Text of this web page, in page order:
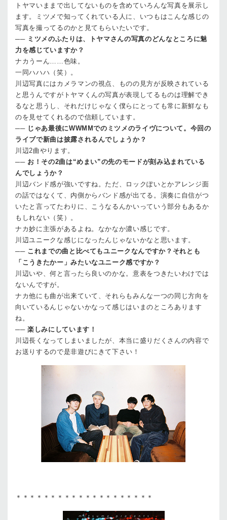
トヤマ いままで出してないものを含めていろんな写真を展示し
ます。ミツメで知ってくれている人に、いつもはこんな感じの
写真を撮ってるのかと見てもらいたいです。
── ミツメのふたりは、トヤマさんの写真のどんなところに魅
力を感じていますか？
ナカ うーん……色味。
一同ハハハ（笑）。
川辺写真にはカメラマンの視点、ものの見方が反映されている
と思うんですがトヤマくんの写真が表現してるものは理解でき
るなと思うし、それだけじゃなく僕らにとっても常に新鮮なも
のを見せてくれるので信頼しています。
── じゃあ最後にWWMMでのミツメのライヴについて。今回の
ライブで新曲は披露されるんでしょうか？
川辺2曲やります。
── お！その2曲は“めまい”の先のモードが刻み込まれている
んでしょうか？
川辺バンド感が強いですね。ただ、ロックぽいとかアレンジ面
の話ではなくて、内側からバンド感が出てる。演奏に自信がつ
いたと言ってたわりに、こうなるんかいっていう部分もあるか
もしれない（笑）。
ナカ妙に主張があるよね。なかなか濃い感じです。
川辺ユニークな感じになったんじゃないかなと思います。
── これまでの曲と比べてもユニークなんですか？それとも
「こうきたかー」みたいなユニーク感ですか？
川辺いや、何と言ったら良いのかな。意表をつきたいわけでは
ないんですが。
ナカ他にも曲が出来ていて、それらもみんな一つの同じ方向を
向いているんじゃないかなって感じはいまのところあります
ね。
── 楽しみにしています！
川辺長くなってしまいましたが、本当に盛りだくさんの内容で
お送りするので是非遊びにきて下さい！
＊＊＊＊＊＊＊＊＊＊＊＊＊＊＊＊＊＊＊＊